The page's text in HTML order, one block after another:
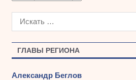
ГЛАВЫ РЕГИОНА
Александр Беглов
х
ы